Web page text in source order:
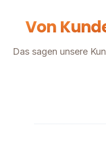
Von
Das sagen unsere